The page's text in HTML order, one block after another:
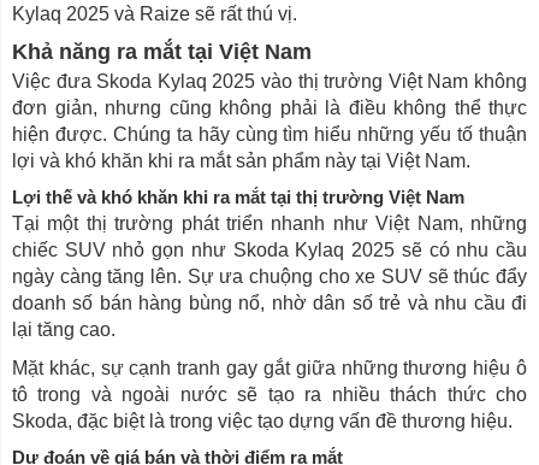
Kylaq 2025 và Raize sẽ rất thú vị.
Khả năng ra mắt tại Việt Nam
Việc đưa Skoda Kylaq 2025 vào thị trường Việt Nam không
đơn giản, nhưng cũng không phải là điều không thể thực
hiện được. Chúng ta hãy cùng tìm hiểu những yếu tố thuận
lợi và khó khăn khi ra mắt sản phẩm này tại Việt Nam.
Lợi thế và khó khăn khi ra mắt tại thị trường Việt Nam
Tại một thị trường phát triển nhanh như Việt Nam, những
chiếc SUV nhỏ gọn như Skoda Kylaq 2025 sẽ có nhu cầu
ngày càng tăng lên. Sự ưa chuộng cho xe SUV sẽ thúc đẩy
doanh số bán hàng bùng nổ, nhờ dân số trẻ và nhu cầu đi
lại tăng cao.
Mặt khác, sự cạnh tranh gay gắt giữa những thương hiệu ô
tô trong và ngoài nước sẽ tạo ra nhiều thách thức cho
Skoda, đặc biệt là trong việc tạo dựng vấn đề thương hiệu.
Dự đoán về giá bán và thời điểm ra mắt